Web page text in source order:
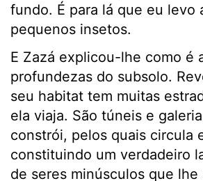
fundo. É para lá que eu levo
pequenos insetos.
E Zazá explicou-lhe como é
profundezas do subsolo.
seu habitat tem muitas
ela viaja. São túneis e
constrói, pelos quais circula
constituindo um verdadeiro
de seres minúsculos que lhe